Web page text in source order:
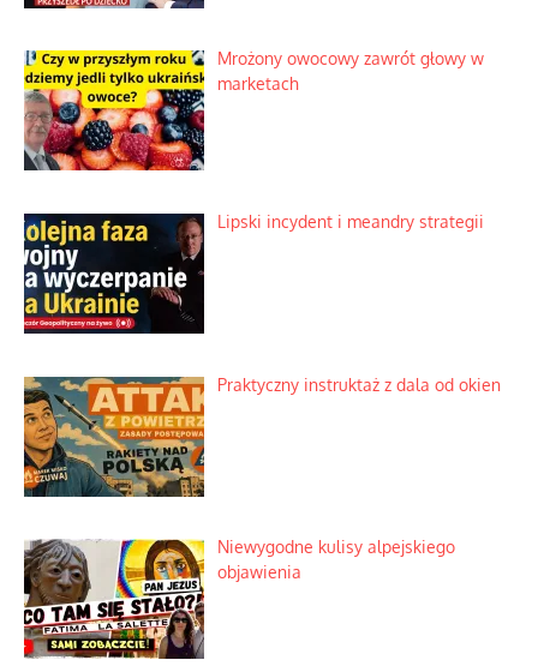
Mrożony owocowy zawrót głowy w
marketach
Lipski incydent i meandry strategii
Praktyczny instruktaż z dala od okien
Niewygodne kulisy alpejskiego
objawienia